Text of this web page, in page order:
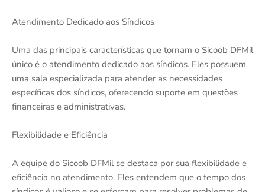
Atendimento Dedicado aos Síndicos
Uma das principais características que tornam o Sicoob DFMil
único é o atendimento dedicado aos síndicos. Eles possuem
uma sala especializada para atender as necessidades
específicas dos síndicos, oferecendo suporte em questões
financeiras e administrativas.
Flexibilidade e Eficiência
A equipe do Sicoob DFMil se destaca por sua flexibilidade e
eficiência no atendimento. Eles entendem que o tempo dos